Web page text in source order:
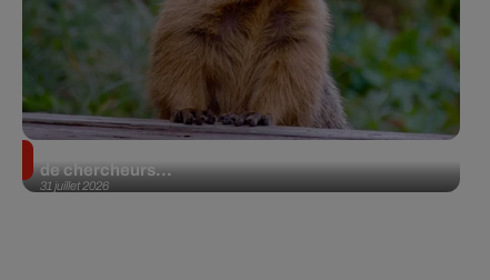
31 juillet 2026
de chercheurs...